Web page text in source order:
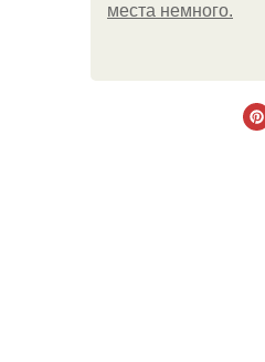
места немного.